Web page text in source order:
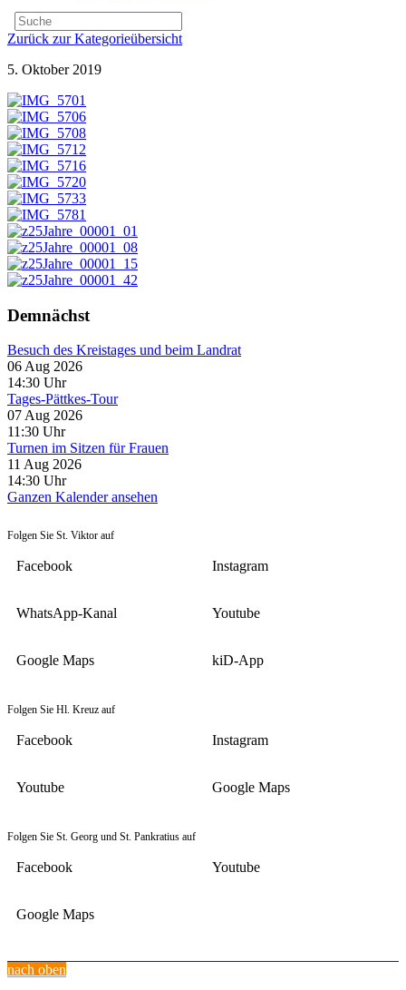
Zurück zur Kategorieübersicht
5. Oktober 2019
Demnächst
Besuch des Kreistages und beim Landrat
06 Aug 2026
14:30 Uhr
Tages-Pättkes-Tour
07 Aug 2026
11:30 Uhr
Turnen im Sitzen für Frauen
11 Aug 2026
14:30 Uhr
Ganzen Kalender ansehen
Folgen Sie St. Viktor auf
Facebook Instagram
WhatsApp-Kanal Youtube
Google Maps kiD-App
Folgen Sie Hl. Kreuz auf
Facebook Instagram
Youtube Google Maps
Folgen Sie St. Georg und St. Pankratius auf
Facebook Youtube
Google Maps
nach oben